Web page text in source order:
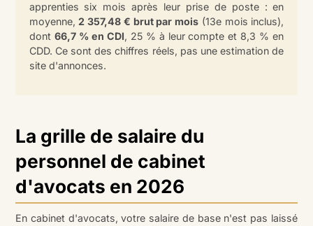
apprenties six mois après leur prise de poste : en
moyenne,2 357,48 € brut par mois (13e mois inclus),
dont 66,7 % en CDI, 25 % à leur compte et 8,3 % en
CDD. Ce sont des chiffres réels, pas une estimation de
site d'annonces.
La grille de salaire du
personnel de cabinet
d'avocats en 2026
En cabinet d'avocats, votre salaire de base n'est pas laissé